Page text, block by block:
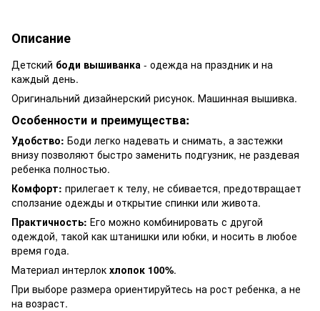
Описание
Детский боди вышиванка - одежда на праздник и на
каждый день.
Оригинальний дизайнерский рисунок. Машинная вышивка.
Особенности и преимущества:
Удобство: Боди легко надевать и снимать, а застежки
внизу позволяют быстро заменить подгузник, не раздевая
ребенка полностью.
Комфорт: прилегает к телу, не сбивается, предотвращает
сползание одежды и открытие спинки или живота.
Практичность: Его можно комбинировать с другой
одеждой, такой как штанишки или юбки, и носить в любое
время года.
Материал интерлок хлопок 100%.
При выборе размера ориентируйтесь на рост ребенка, а не
на возраст.